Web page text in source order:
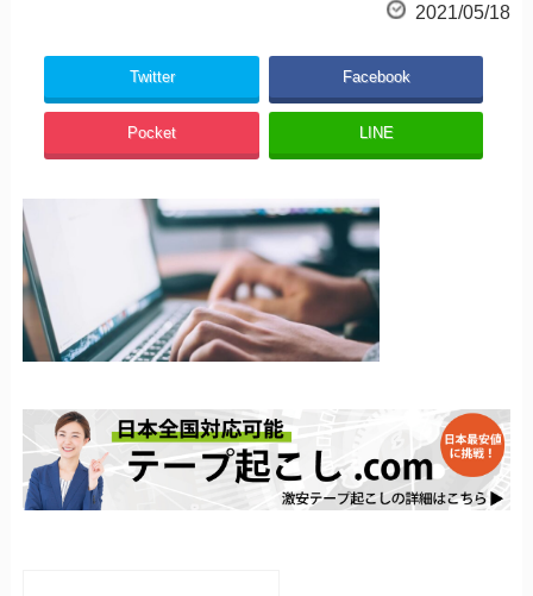
2021/05/18
Twitter Facebook
Pocket LINE